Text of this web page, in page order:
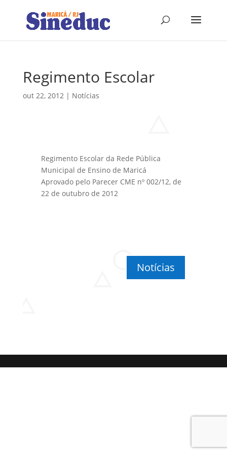
Regimento Escolar
out 22, 2012| Notícias
Regimento Escolar da Rede Pública
Municipal de Ensino de Maricá
Aprovado pelo Parecer CME nº 002/12, de
22 de outubro de 2012
Notícias